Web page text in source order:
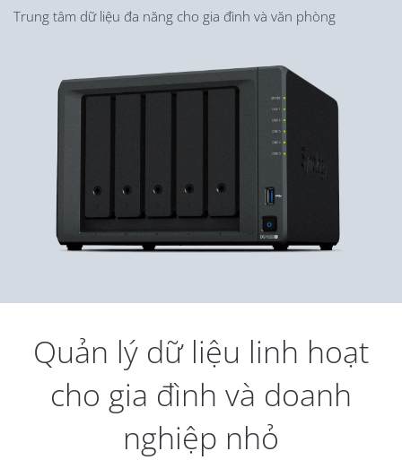
nghiệp nhỏ
Bộ nhớ
Thông lượng
Tùy chọn mạng linh hoạt
Lưu trữ, chia sẻ và bảo vệ
Trung tâm dữ liệu đa năng cho gia đình và văn phòng
Quản lý dữ liệu linh hoạt
cho gia đình và doanh
nghiệp nhỏ